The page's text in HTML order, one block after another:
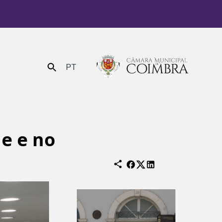
Enviar PT
e no